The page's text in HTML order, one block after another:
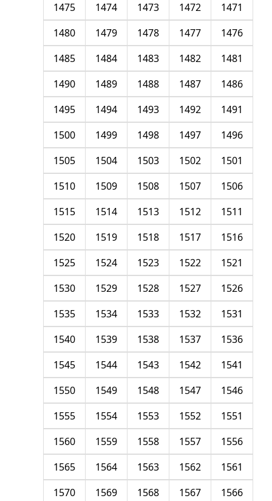
1471
1472
1473
1474
1475
1476
1477
1478
1479
1480
1481
1482
1483
1484
1485
1486
1487
1488
1489
1490
1491
1492
1493
1494
1495
1496
1497
1498
1499
1500
1501
1502
1503
1504
1505
1506
1507
1508
1509
1510
1511
1512
1513
1514
1515
1516
1517
1518
1519
1520
1521
1522
1523
1524
1525
1526
1527
1528
1529
1530
1531
1532
1533
1534
1535
1536
1537
1538
1539
1540
1541
1542
1543
1544
1545
1546
1547
1548
1549
1550
1551
1552
1553
1554
1555
1556
1557
1558
1559
1560
1561
1562
1563
1564
1565
1566
1567
1568
1569
1570